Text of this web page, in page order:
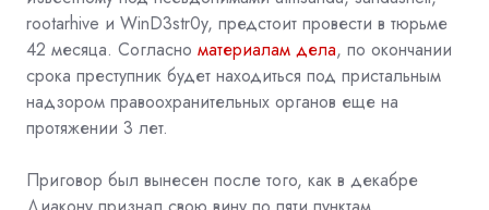
rootarhive и WinD3str0y, предстоит провести в тюрьме
42 месяца. Согласно материалам дела, по окончании
срока преступник будет находиться под пристальным
надзором правоохранительных органов еще на
протяжении 3 лет.
Приговор был вынесен после того, как в декабре